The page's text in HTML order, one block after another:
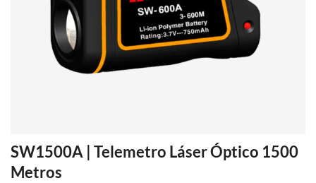
SW1500A | Telemetro Láser Óptico 1500
Metros